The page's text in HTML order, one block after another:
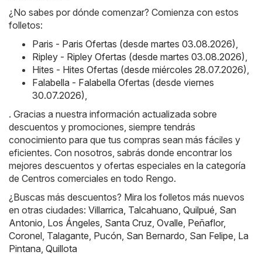
¿No sabes por dónde comenzar? Comienza con estos
folletos:
Paris - Paris Ofertas (desde martes 03.08.2026)
Ripley - Ripley Ofertas (desde martes 03.08.2026)
Hites - Hites Ofertas (desde miércoles 28.07.2026)
Falabella - Falabella Ofertas (desde viernes
30.07.2026)
. Gracias a nuestra información actualizada sobre
descuentos y promociones, siempre tendrás
conocimiento para que tus compras sean más fáciles y
eficientes. Con nosotros, sabrás donde encontrar los
mejores descuentos y ofertas especiales en la categoría
de Centros comerciales en todo Rengo.
¿Buscas más descuentos? Mira los folletos más nuevos
en otras ciudades: Villarrica Talcahuano Quilpué San
Antonio Los Ángeles Santa Cruz Ovalle Peñaflor,
Coronel Talagante Pucón San Bernardo San Felipe La
Pintana Quillota